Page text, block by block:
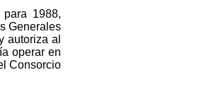
1988,
Generales
autoriza al
operar en
Consorcio